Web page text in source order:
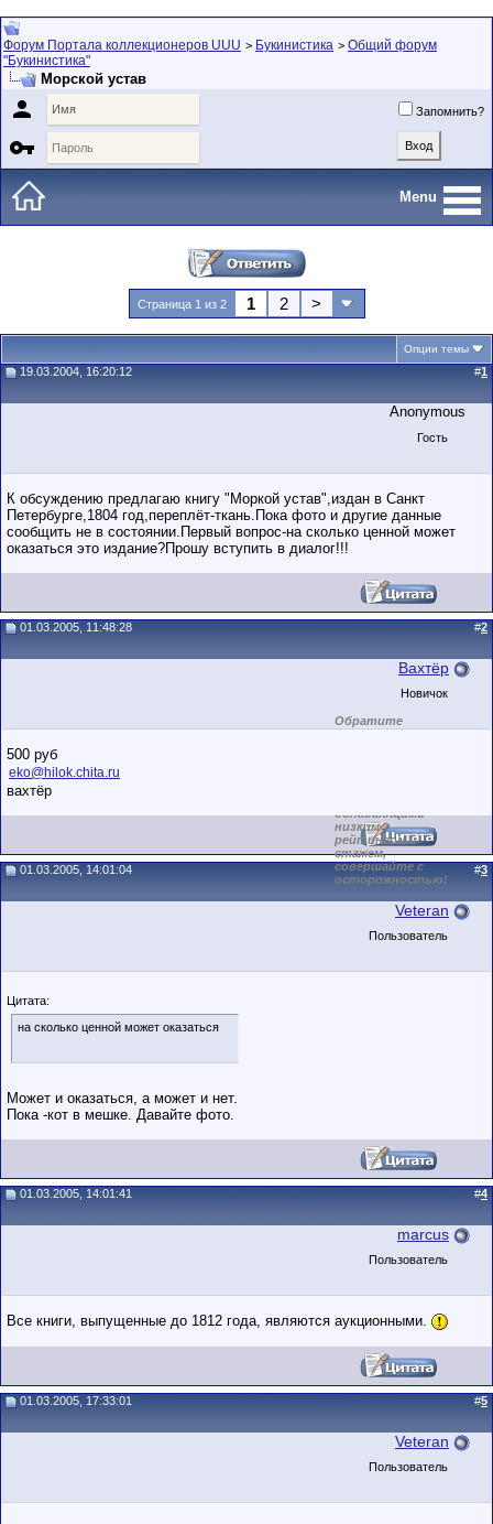
Форум Портала коллекционеров UUU > Букинистика > Общий форум
"Букинистика"
Морской устав
 Запомнить?

Menu
Страница 1 из 2 1 2 >
Опции темы
19.03.2004, 16:20:12 #1
Anonymous
Гость
К обсуждению предлагаю книгу "Моркой устав",издан в Санкт
Петербурге,1804 год,переплёт-ткань.Пока фото и другие данные
сообщить не в состоянии.Первый вопрос-на сколько ценной может
оказаться это издание?Прошу вступить в диалог!!!
01.03.2005, 11:48:28 #2
Вахтёр
Новичок
Обратите
внимание на
обладающими
низким
рейтингом и
стажем,
совершайте с
осторожностью!
500 руб
eko@hilok.chita.ru
вахтёр
01.03.2005, 14:01:04 #3
Veteran
Пользователь
Цитата:
на сколько ценной может оказаться
Может и оказаться, а может и нет.
Пока -кот в мешке. Давайте фото.
01.03.2005, 14:01:41 #4
marcus
Пользователь
Все книги, выпущенные до 1812 года, являются аукционными.
01.03.2005, 17:33:01 #5
Veteran
Пользователь